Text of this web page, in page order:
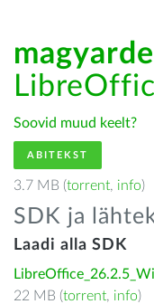
magyarde
Soovid muud keelt?
ABITEKST
3.7 MB (torrent, info)
SDK ja
Laadi alla SDK
22 MB (torrent, info)